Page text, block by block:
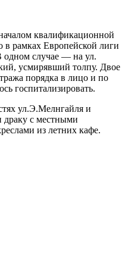
квалификационной
в рамках Европейской лиги
случае — на ул.
усмирявший толпу. Двое
порядка в лицо и по
госпитализировать.
ул.Э.Мелнгайля и
драку с местными
из летних кафе.